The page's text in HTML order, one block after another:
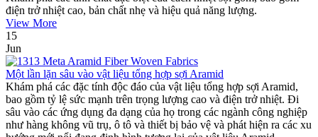
điện trở nhiệt cao, bản chất nhẹ và hiệu quả năng lượng.
View More
15
Jun
Một lần lặn sâu vào vật liệu tổng hợp sợi Aramid
Khám phá các đặc tính độc đáo của vật liệu tổng hợp sợi Aramid,
bao gồm tỷ lệ sức mạnh trên trọng lượng cao và điện trở nhiệt. Đi
sâu vào các ứng dụng đa dạng của họ trong các ngành công nghiệp
như hàng không vũ trụ, ô tô và thiết bị bảo vệ và phát hiện ra các xu